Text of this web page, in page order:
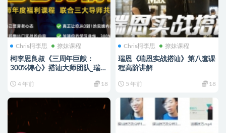
Chris柯李思 撩妹课程
柯李思良叔《三周年巨献：
300%铸心》搭讪大师团队_瑞恩
4 年前 18
Chris柯李思 撩妹课程
瑞恩《瑞恩实战搭讪》第八套课
程高阶讲解
5 年前 18